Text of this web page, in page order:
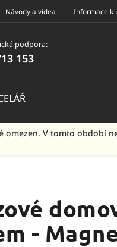
Návody a videa Informace k
podpora:
153
V tomto období
-